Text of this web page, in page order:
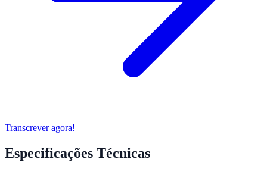
Transcrever agora!
Especificações Técnicas